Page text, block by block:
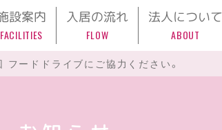
設案内
FACILITIES
入居の流れ
FLOW
法人について
ABOUT
ードドライブにご協力ください。